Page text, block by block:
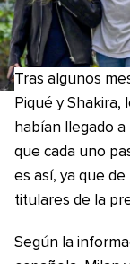
Tras algunos
Piqué y Shakira,
habían llegado
que cada uno
es así, ya que
titulares de la
Según la